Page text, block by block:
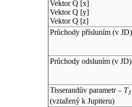
Vektor Q [x]
Vektor Q [y]
Vektor Q [z]
Průchody přísluním (v JD)
Průchody odsluním (v JD)
Tisserandův parametr – TJ
(vztažený k Jupiteru)